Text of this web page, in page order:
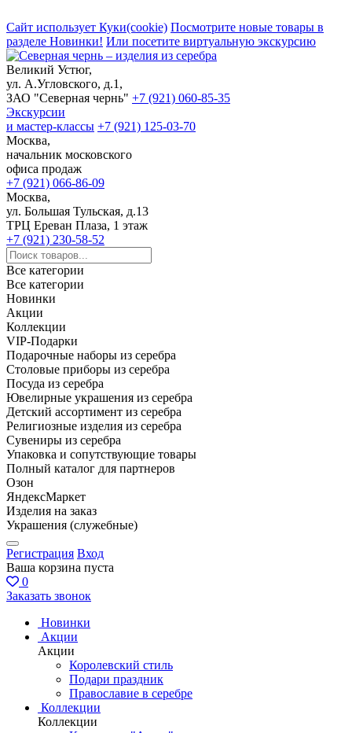
Сайт использует Куки(cookie) Посмотрите новые товары в
разделе Новинки! Или посетите виртуальную экскурсию
Великий Устюг,
ул. А.Угловского, д.1,
ЗАО "Северная чернь" +7 (921) 060-85-35
Экскурсии
и мастер-классы +7 (921) 125-03-70
Москва,
начальник московского
офиса продаж
+7 (921) 066-86-09
Москва,
ул. Большая Тульская, д.13
ТРЦ Ереван Плаза, 1 этаж
+7 (921) 230-58-52
Все категории
Все категории
Новинки
Акции
Коллекции
VIP-Подарки
Подарочные наборы из серебра
Столовые приборы из серебра
Посуда из серебра
Ювелирные украшения из серебра
Детский ассортимент из серебра
Религиозные изделия из серебра
Сувениры из серебра
Упаковка и сопутствующие товары
Полный каталог для партнеров
Озон
ЯндексМаркет
Изделия на заказ
Украшения (служебные)
Регистрация Вход
Ваша корзина пуста
0
Заказать звонок
Новинки
Акции
Акции
Королевский стиль
Подари праздник
Православие в серебре
Коллекции
Коллекции